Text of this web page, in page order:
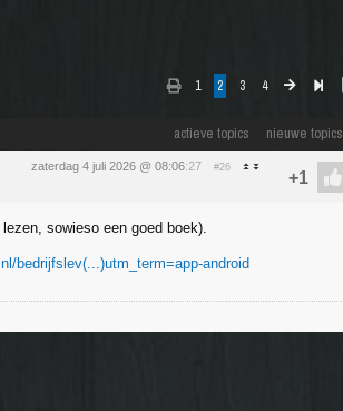
1 2 3 4
actieve topics nieuwe topics
zaterdag 4 juli 2026 @ 08:06:27 #26
sowieso een goed boek).
bedrijfslev(...)utm_term=app-android